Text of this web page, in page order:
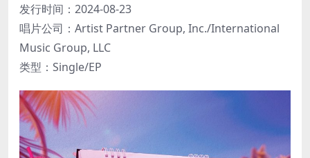
发行时间：2024-08-23
唱片公司：Artist Partner Group, Inc./International
Music Group, LLC
类型：Single/EP